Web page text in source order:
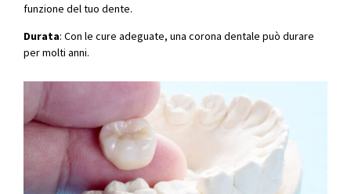
funzione del tuo dente.
Durata: Con le cure adeguate, una corona dentale può durare
per molti anni.